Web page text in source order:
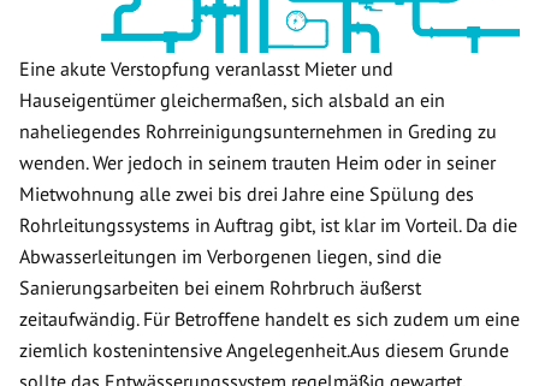
Eine akute Verstopfung veranlasst Mieter und
Hauseigentümer gleichermaßen, sich alsbald an ein
naheliegendes Rohrreinigungsunternehmen in Greding zu
wenden. Wer jedoch in seinem trauten Heim oder in seiner
Mietwohnung alle zwei bis drei Jahre eine Spülung des
Rohrleitungssystems in Auftrag gibt, ist klar im Vorteil. Da die
Abwasserleitungen im Verborgenen liegen, sind die
Sanierungsarbeiten bei einem Rohrbruch äußerst
zeitaufwändig. Für Betroffene handelt es sich zudem um eine
ziemlich kostenintensive Angelegenheit.Aus diesem Grunde